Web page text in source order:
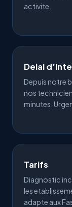
activite.
Delai
Depuis notre
nos
minutes.
Tarifs
Diagnostic
les
adapte aux